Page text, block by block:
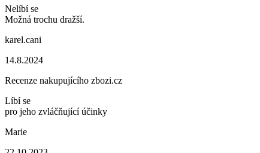
Nelíbí se
Možná trochu dražší.
karel.cani
14.8.2024
Recenze nakupujícího zbozi.cz
Líbí se
pro jeho zvláčňující účinky
Marie